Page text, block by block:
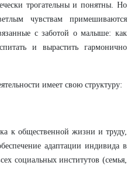
трогательны и понятны. Но
чувствам примешиваются
с заботой о малыше: как
и вырастить гармонично
имеет свою структуру:
к общественной жизни и труду,
адаптации индивида в
социальных институтов (семья,